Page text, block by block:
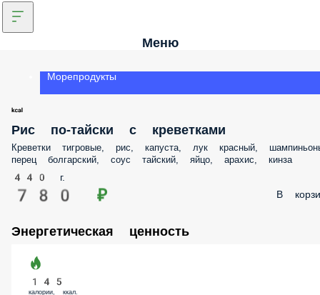
Меню
Морепродукты
Рис по-тайски с креветками
Креветки тигровые, рис, капуста, лук красный, шампиньоны, перец
болгарский, соус тайский, яйцо, арахис, кинза
440 г.
780 ₽ В
Энергетическая ценность
145
калории, ккал.